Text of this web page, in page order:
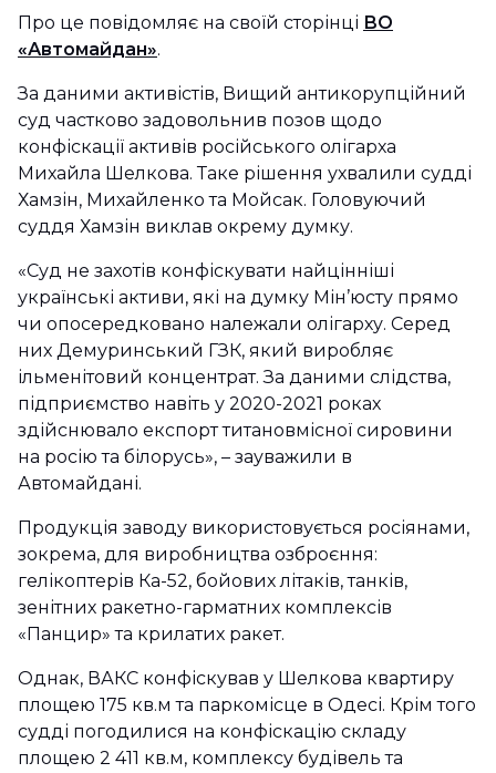
Про це повідомляє на своїй сторінці ВО
«Автомайдан».
За даними активістів, Вищий антикорупційний
суд частково задовольнив позов щодо
конфіскації активів російського олігарха
Михайла Шелкова. Таке рішення ухвалили судді
Хамзін, Михайленко та Мойсак. Головуючий
суддя Хамзін виклав окрему думку.
«Суд не захотів конфіскувати найцінніші
українські активи, які на думку Мін’юсту прямо
чи опосередковано належали олігарху. Серед
них Демуринський ГЗК, який виробляє
ільменітовий концентрат. За даними слідства,
підприємство навіть у 2020-2021 роках
здійснювало експорт титановмісної сировини
на росію та білорусь», – зауважили в
Автомайдані.
Продукція заводу використовується росіянами,
зокрема, для виробництва озброєння:
гелікоптерів Кa-52, бойових літаків, танків,
зенітних ракетно-гарматних комплексів
«Панцир» та крилатих ракет.
Однак, ВАКС конфіскував у Шелкова квартиру
площею 175 кв.м та паркомісце в Одесі. Крім того
судді погодилися на конфіскацію складу
площею 2 411 кв.м, комплексу будівель та